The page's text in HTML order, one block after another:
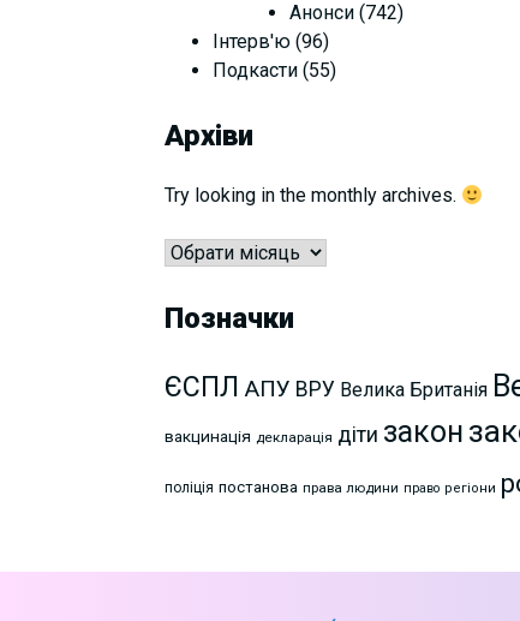
Анонси (742)
Інтерв'ю (96)
Подкасти (55)
Архіви
Try looking in the monthly archives.
Архіви
Позначки
ЄСПЛ АПУ ВРУ Велика Британія
вакцинація декларація діти закон
поліція постанова права людини право регіони